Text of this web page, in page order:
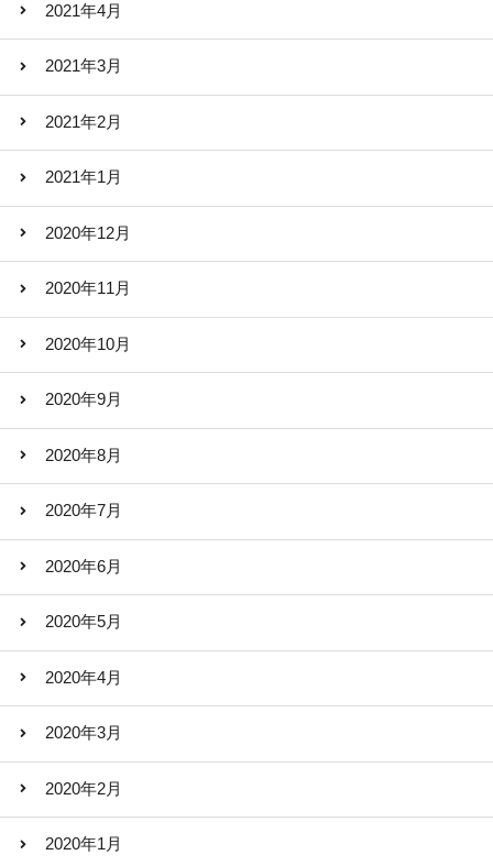
2021年4月
2021年3月
2021年2月
2021年1月
2020年12月
2020年11月
2020年10月
2020年9月
2020年8月
2020年7月
2020年6月
2020年5月
2020年4月
2020年3月
2020年2月
2020年1月